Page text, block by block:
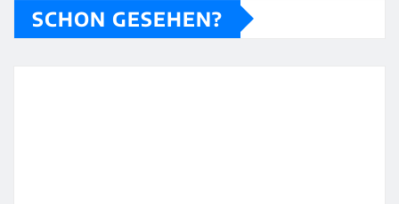
SCHON GESEHEN?